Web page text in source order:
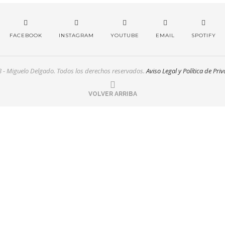
FACEBOOK INSTAGRAM YOUTUBE EMAIL SPOTIFY
- Miguelo Delgado. Todos los derechos reservados.Aviso Legal y Política de
VOLVER ARRIBA